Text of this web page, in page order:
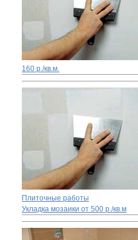
160 р./кв.м.
Плиточные работы
Укладка мозаики от 500 р./кв.м